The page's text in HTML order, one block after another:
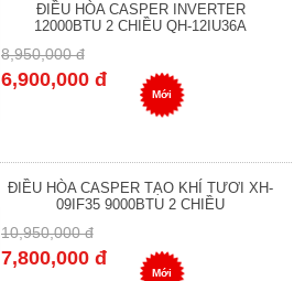
ĐIỀU HÒA CASPER INVERTER
12000BTU 2 CHIỀU QH-12IU36A
8,950,000 đ
6,900,000 đ
Mới
ĐIỀU HÒA CASPER TẠO KHÍ TƯƠI XH-
09IF35 9000BTU 2 CHIỀU
10,950,000 đ
7,800,000 đ
Mới